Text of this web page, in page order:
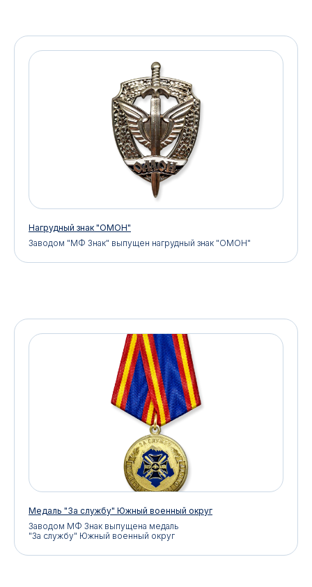
Нагрудный знак "ОМОН"
Заводом "МФ Знак" выпущен нагрудный знак "ОМОН"
Медаль "За службу" Южный военный округ
Заводом МФ Знак выпущена медаль
"За службу" Южный военный округ